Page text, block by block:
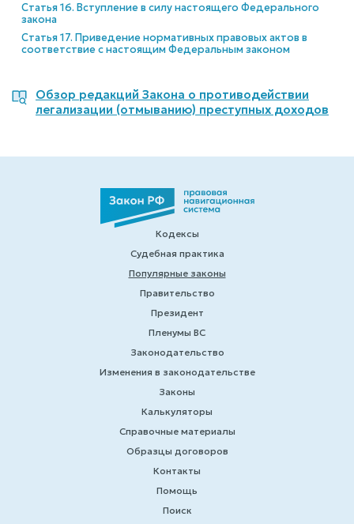
Статья 16. Вступление в силу настоящего Федерального
закона
Статья 17. Приведение нормативных правовых актов в
соответствие с настоящим Федеральным законом
Обзор редакций Закона о противодействии
легализации (отмыванию) преступных доходов
Кодексы
Судебная практика
Популярные законы
Правительство
Президент
Пленумы ВС
Законодательство
Изменения в законодательстве
Законы
Калькуляторы
Справочные материалы
Образцы договоров
Контакты
Помощь
Поиск